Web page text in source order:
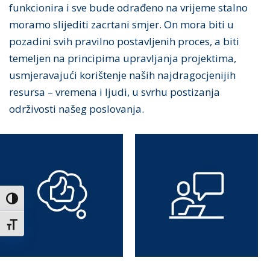
Uključi / isključi visoki kontrast
Uključi / isključi veličinu fonta
funkcionira i sve bude odrađeno na vrijeme stalno
moramo slijediti zacrtani smjer. On mora biti u
pozadini svih pravilno postavljenih proces, a biti
temeljen na principima upravljanja projektima,
usmjeravajući korištenje naših najdragocjenijih
resursa – vremena i ljudi, u svrhu postizanja
održivosti našeg poslovanja.